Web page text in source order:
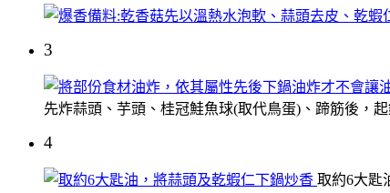
3
先炸蒜頭、芋頭、桂冠鮭魚球(取代鳥蛋)、蹄筋後，
4
取約6大匙